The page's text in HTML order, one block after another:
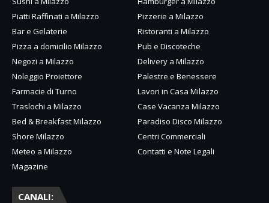
Piatti Raffinati a Milazzo
Pizzerie a Milazzo
Bar e Gelaterie
Ristoranti a Milazzo
Pizza a domicilio Milazzo
Pub e Discoteche
Negozi a Milazzo
Delivery a Milazzo
Noleggio Proiettore
Palestre e Benessere
Farmacie di Turno
Lavori in Casa Milazzo
Traslochi a Milazzo
Case Vacanza Milazzo
Bed & Breakfast Milazzo
Paradiso Disco Milazzo
Shore Milazzo
Centri Commerciali
Meteo a Milazzo
Contatti e Note Legali
Magazine
CANALI: